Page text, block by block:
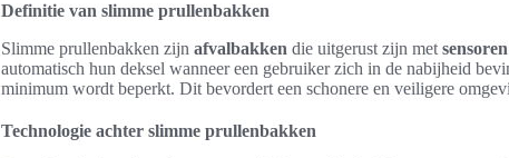
Definitie van slimme prullenbakken
Slimme prullenbakken zijn afvalbakken die uitgerust zijn met sensoren
automatisch hun deksel wanneer een gebruiker zich in de nabijheid
minimum wordt beperkt. Dit bevordert een schonere en veiligere
Technologie achter slimme prullenbakken